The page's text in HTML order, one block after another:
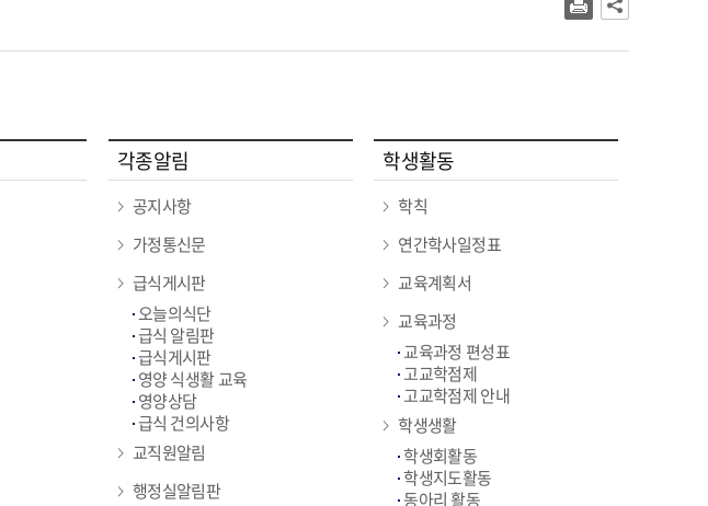
각종알림
공지사항
가정통신문
급식게시판
오늘의식단
급식 알림판
급식게시판
영양 식생활 교육
영양상담
급식 건의사항
교직원알림
행정실알림판
학생활동
학칙
연간학사일정표
교육계획서
교육과정
교육과정 편성표
고교학점제
고교학점제 안내
학생생활
학생회활동
학생지도활동
동아리 활동